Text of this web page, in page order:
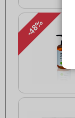
-48%